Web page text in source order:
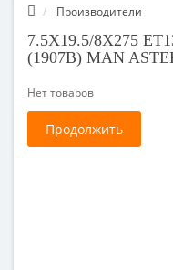
Производители
7.5X19.5/8X275
(1907B) MAN
Нет товаров
Продолжить